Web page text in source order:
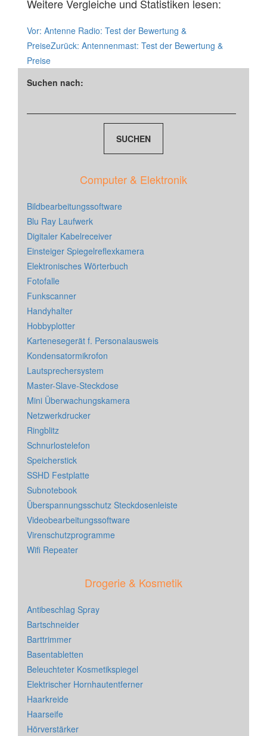
Weitere Vergleiche und Statistiken lesen:
Vor: Antenne Radio: Test der Bewertung &
PreiseZurück: Antennenmast: Test der Bewertung &
Preise
Suchen nach:
Computer & Elektronik
Bildbearbeitungssoftware
Blu Ray Laufwerk
Digitaler Kabelreceiver
Einsteiger Spiegelreflexkamera
Elektronisches Wörterbuch
Fotofalle
Funkscanner
Handyhalter
Hobbyplotter
Kartenesegerät f. Personalausweis
Kondensatormikrofon
Lautsprechersystem
Master-Slave-Steckdose
Mini Überwachungskamera
Netzwerkdrucker
Ringblitz
Schnurlostelefon
Speicherstick
SSHD Festplatte
Subnotebook
Überspannungsschutz Steckdosenleiste
Videobearbeitungssoftware
Virenschutzprogramme
Wifi Repeater
Drogerie & Kosmetik
Antibeschlag Spray
Bartschneider
Barttrimmer
Basentabletten
Beleuchteter Kosmetikspiegel
Elektrischer Hornhautentferner
Haarkreide
Haarseife
Hörverstärker